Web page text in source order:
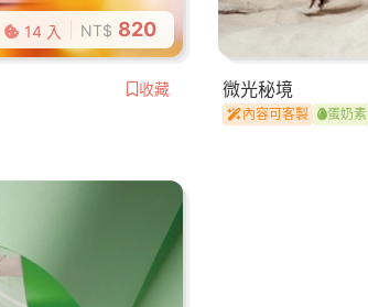
14 入 NT$ 820
收藏 微光秘境
內容可客製 蛋奶素